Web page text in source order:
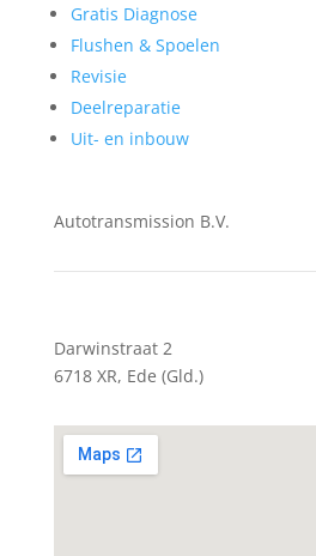
Gratis Diagnose
Flushen & Spoelen
Revisie
Deelreparatie
Uit- en inbouw
Autotransmission B.V.
Darwinstraat 2
6718 XR, Ede (Gld.)